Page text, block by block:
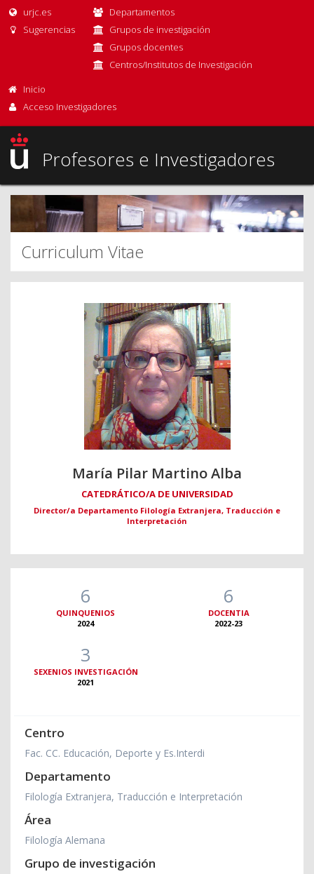
urjc.es
Sugerencias
Departamentos
Grupos de investigación
Grupos docentes
Centros/Institutos de Investigación
Inicio
Acceso Investigadores
Profesores e Investigadores
Curriculum Vitae
María Pilar Martino Alba
CATEDRÁTICO/A DE UNIVERSIDAD
Director/a Departamento Filología Extranjera, Traducción e
Interpretación
6
QUINQUENIOS
2024
6
DOCENTIA
2022-23
3
SEXENIOS INVESTIGACIÓN
2021
Centro
Fac. CC. Educación, Deporte y Es.Interdi
Departamento
Filología Extranjera, Traducción e Interpretación
Área
Filología Alemana
Grupo de investigación